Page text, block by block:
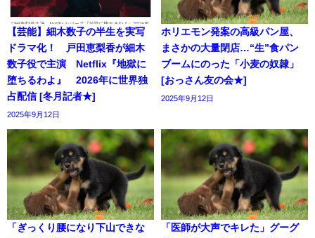
【芸能】細木数子の半生を実写
ドラマ化！ 戸田恵梨香が細木
数子役で主演 Netflix『地獄に
堕ちるわよ』 2026年に世界独
占配信 [冬月記者★]
2025年9月12日
ホリエモン発案の高級パン屋、
まさかの大量閉店…“生”食パン
ブームにのった「小麦の奴隷」
[おっさん友の会★]
2025年9月12日
「ぎっくり腰になり下山できな
「医師が大声でキレた」グーグ